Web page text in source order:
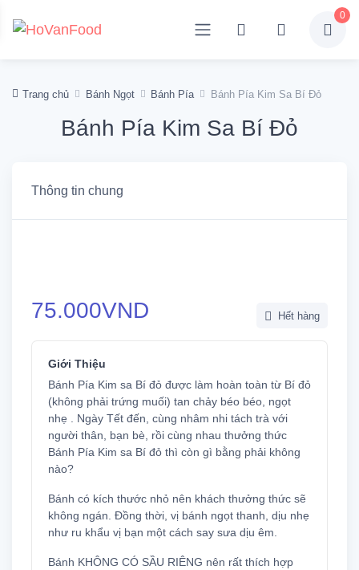
0
Trang chủ Bánh Ngọt Bánh Pía Bánh Pía Kim Sa Bí Đỏ
Bánh Pía Kim Sa Bí Đỏ
Thông tin chung
75.000VND Hết hàng
Giới Thiệu
Bánh Pía Kim sa Bí đỏ được làm hoàn toàn từ Bí đỏ
(không phải trứng muối) tan chảy béo béo, ngọt
nhẹ . Ngày Tết đến, cùng nhâm nhi tách trà với
người thân, bạn bè, rồi cùng nhau thưởng thức
Bánh Pía Kim sa Bí đỏ thì còn gì bằng phải không
nào?
Bánh có kích thước nhỏ nên khách thưởng thức sẽ
không ngán. Đồng thời, vị bánh ngọt thanh, dịu nhẹ
như ru khẩu vị bạn một cách say sưa dịu êm.
Bánh KHÔNG CÓ SẦU RIÊNG nên rất thích hợp